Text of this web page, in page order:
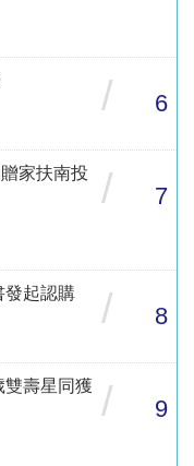
/ 6
家扶南投
/ 7
起認購
/ 8
壽星同獲 / 9